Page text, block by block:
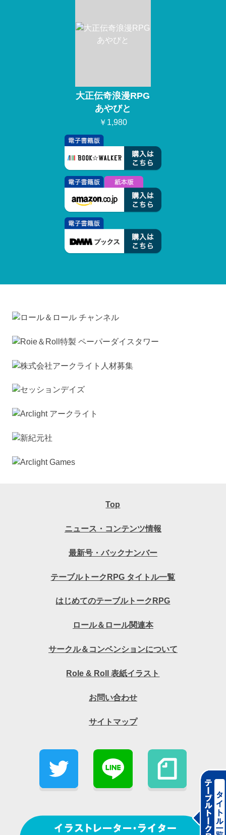
大正伝奇浪漫RPG
あやびと
￥1,980
Top
ニュース・コンテンツ情報
最新号・バックナンバー
テーブルトークRPG タイトル一覧
はじめてのテーブルトークRPG
ロール＆ロール関連本
サークル＆コンベンションについて
Role & Roll 表紙イラスト
お問い合わせ
サイトマップ